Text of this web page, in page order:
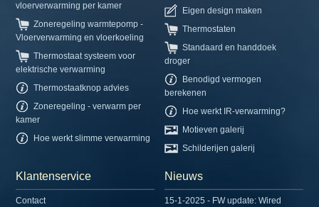
vloerverwarming per kamer
Zoneregeling warmtepomp -
Vloerverwarming en vloerkoeling
Thermostaat systeem voor
elektrische verwarming
Thermostaatknop advies
Zoneregeling - verwarm per
kamer
Hoe werkt slimme verwarming
Eigen design maken
Thermostaten
Standaard en handdoek
droger
Benodigd vermogen
berekenen
Hoe werkt IR-verwarming?
Motieven galerij
Schilderijen galerij
Klantenservice
Contact
Nieuws
15-1-2025 - FW update: Wired